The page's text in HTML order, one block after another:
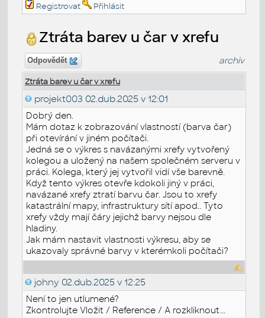
Registrovat
Přihlásit
Ztráta barev u čar v xrefu
Odpovědět archiv
Ztráta barev u čar v xrefu
projekt003 02.dub.2025 v 12:01
Dobrý den.
Mám dotaz k zobrazování vlastností (barva čar)
při otevírání v jiném počítači.
Jedná se o výkres s navázanými xrefy vytvořený
kolegou a uložený na našem společném serveru v
práci. Kolega, který jej vytvořil vidí vše barevně.
Když tento výkres otevře kdokoli jiný v práci,
navázané xrefy ztratí barvu čar. Jsou to xrefy
katastrální mapy, infrastruktury sítí apod.. Tyto
xrefy vždy mají čáry jejichž barvy nejsou dle
hladiny.
Jak mám nastavit vlastnosti výkresu, aby se
ukazovaly správné barvy v kterémkoli počítači?
johny 02.dub.2025 v 12:25
Není to jen utlumené?
Zkontrolujte Vložit / Reference / A rozkliknout...